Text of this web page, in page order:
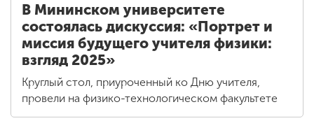
В Мининском университете
состоялась дискуссия: «Портрет и
миссия будущего учителя физики:
взгляд 2025»
Круглый стол, приуроченный ко Дню учителя,
провели на физико-технологическом факультете